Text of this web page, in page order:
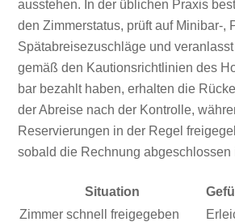
ausstehen. In der üblichen Praxis
den Zimmerstatus, prüft auf Minibar-,
Spätabreisezuschläge und
gemäß den Kautionsrichtlinien des
bar bezahlt haben, erhalten die
der Abreise nach der Kontrolle,
Reservierungen in der Regel
sobald die Rechnung abgeschlossen
Situation
Zimmer schnell freigegeben